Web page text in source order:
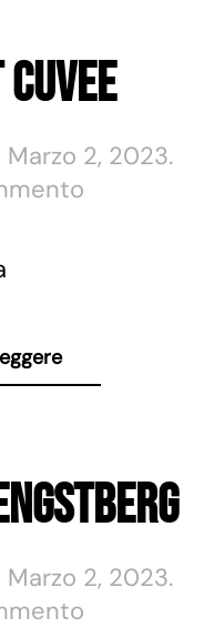
Marzo 2, 2023.
Marzo 2, 2023.